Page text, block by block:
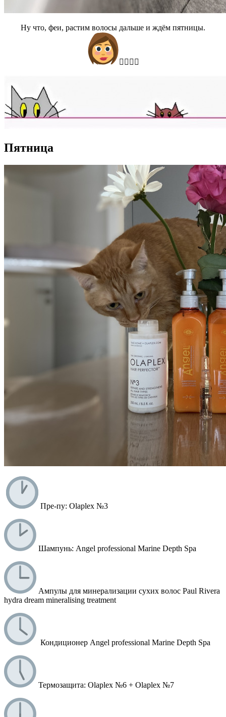
Ну что, феи, растим волосы дальше и ждём пятницы.
🧚‍♀️🧘‍♀️
Пятница
Пре-пу: Olaplex №3
Шампунь: Angel professional Marine Depth Spa
Ампулы для минерализации сухих волос Paul Riverа
hydra dream mineralising treatment
Кондиционер Angel professional Marine Depth Spa
Термозащита: Olaplex №6 + Olaplex №7